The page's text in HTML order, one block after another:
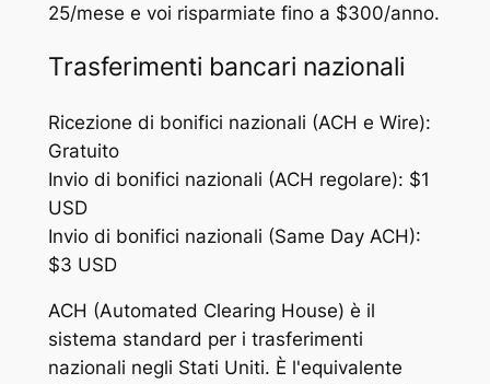
25/mese e voi risparmiate fino a $300/anno.
Trasferimenti bancari nazionali
Ricezione di bonifici nazionali (ACH e Wire):
Gratuito
Invio di bonifici nazionali (ACH regolare): $1
USD
Invio di bonifici nazionali (Same Day ACH):
$3 USD
ACH (Automated Clearing House) è il
sistema standard per i trasferimenti
nazionali negli Stati Uniti. È l'equivalente